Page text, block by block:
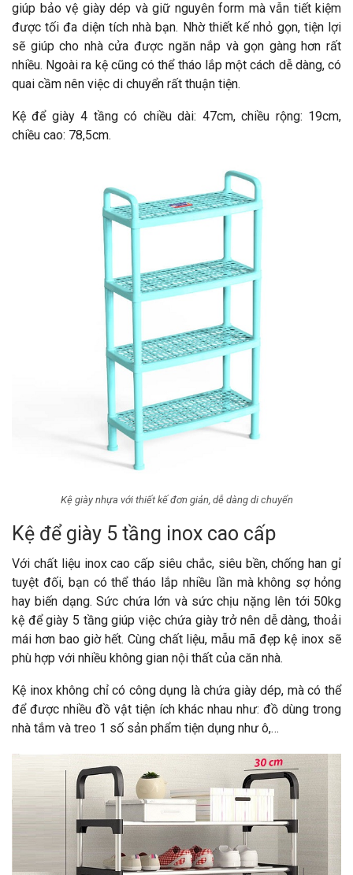
giúp bảo vệ giày dép và giữ nguyên form mà vẫn tiết kiệm
được tối đa diện tích nhà bạn. Nhờ thiết kế nhỏ gọn, tiện lợi
sẽ giúp cho nhà cửa được ngăn nắp và gọn gàng hơn rất
nhiều. Ngoài ra kệ cũng có thể tháo lắp một cách dễ dàng, có
quai cầm nên việc di chuyển rất thuận tiện.
Kệ để giày 4 tầng có chiều dài: 47cm, chiều rộng: 19cm,
chiều cao: 78,5cm.
Kệ giày nhựa với thiết kế đơn giản, dễ dàng di chuyển
Kệ để giày 5 tầng inox cao cấp
Với chất liệu inox cao cấp siêu chắc, siêu bền, chống han gỉ
tuyệt đối, bạn có thể tháo lắp nhiều lần mà không sợ hỏng
hay biến dạng. Sức chứa lớn và sức chịu nặng lên tới 50kg
kệ để giày 5 tầng giúp việc chứa giày trở nên dễ dàng, thoải
mái hơn bao giờ hết. Cùng chất liệu, mẫu mã đẹp kệ inox sẽ
phù hợp với nhiều không gian nội thất của căn nhà.
Kệ inox không chỉ có công dụng là chứa giày dép, mà có thể
để được nhiều đồ vật tiện ích khác nhau như: đồ dùng trong
nhà tắm và treo 1 số sản phẩm tiện dụng như ô,…